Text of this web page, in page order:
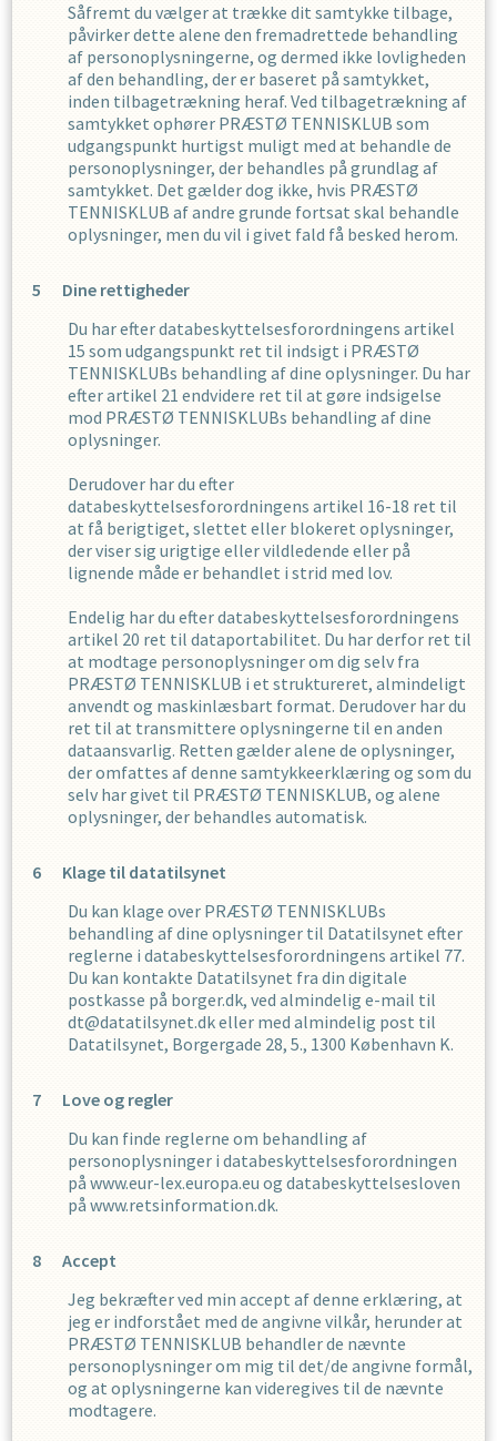
Såfremt du vælger at trække dit samtykke tilbage,
påvirker dette alene den fremadrettede behandling
af personoplysningerne, og dermed ikke lovligheden
af den behandling, der er baseret på samtykket,
inden tilbagetrækning heraf. Ved tilbagetrækning af
samtykket ophører PRÆSTØ TENNISKLUB som
udgangspunkt hurtigst muligt med at behandle de
personoplysninger, der behandles på grundlag af
samtykket. Det gælder dog ikke, hvis PRÆSTØ
TENNISKLUB af andre grunde fortsat skal behandle
oplysninger, men du vil i givet fald få besked herom.
Dine rettigheder
Du har efter databeskyttelsesforordningens artikel
15 som udgangspunkt ret til indsigt i PRÆSTØ
TENNISKLUBs behandling af dine oplysninger. Du har
efter artikel 21 endvidere ret til at gøre indsigelse
mod PRÆSTØ TENNISKLUBs behandling af dine
oplysninger.
Derudover har du efter
databeskyttelsesforordningens artikel 16-18 ret til
at få berigtiget, slettet eller blokeret oplysninger,
der viser sig urigtige eller vildledende eller på
lignende måde er behandlet i strid med lov.
Endelig har du efter databeskyttelsesforordningens
artikel 20 ret til dataportabilitet. Du har derfor ret til
at modtage personoplysninger om dig selv fra
PRÆSTØ TENNISKLUB i et struktureret, almindeligt
anvendt og maskinlæsbart format. Derudover har du
ret til at transmittere oplysningerne til en anden
dataansvarlig. Retten gælder alene de oplysninger,
der omfattes af denne samtykkeerklæring og som du
selv har givet til PRÆSTØ TENNISKLUB, og alene
oplysninger, der behandles automatisk.
Klage til datatilsynet
Du kan klage over PRÆSTØ TENNISKLUBs
behandling af dine oplysninger til Datatilsynet efter
reglerne i databeskyttelsesforordningens artikel 77.
Du kan kontakte Datatilsynet fra din digitale
postkasse på borger.dk, ved almindelig e-mail til
dt@datatilsynet.dk eller med almindelig post til
Datatilsynet, Borgergade 28, 5., 1300 København K.
Love og regler
Du kan finde reglerne om behandling af
personoplysninger i databeskyttelsesforordningen
på www.eur-lex.europa.eu og databeskyttelsesloven
på www.retsinformation.dk.
Accept
Jeg bekræfter ved min accept af denne erklæring, at
jeg er indforstået med de angivne vilkår, herunder at
PRÆSTØ TENNISKLUB behandler de nævnte
personoplysninger om mig til det/de angivne formål,
og at oplysningerne kan videregives til de nævnte
modtagere.